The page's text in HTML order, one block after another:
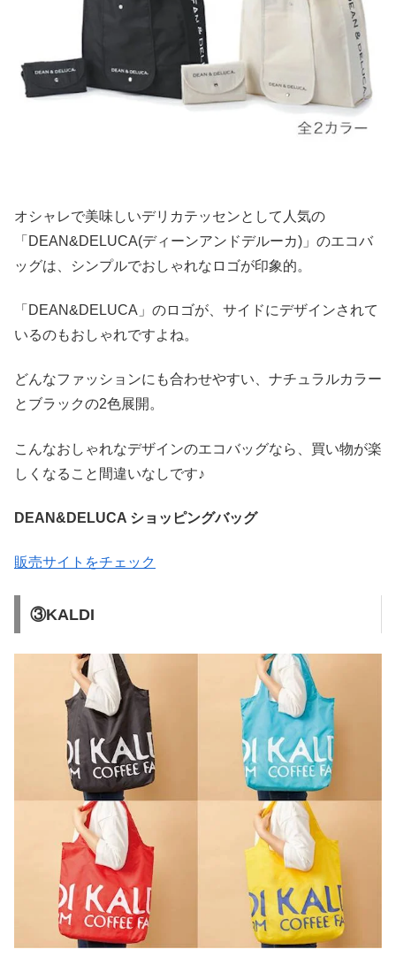
オシャレで美味しいデリカテッセンとして人気の
「DEAN&DELUCA(ディーンアンドデルーカ)」のエコバ
ッグは、シンプルでおしゃれなロゴが印象的。
「DEAN&DELUCA」のロゴが、サイドにデザインされて
いるのもおしゃれですよね。
どんなファッションにも合わせやすい、ナチュラルカラー
とブラックの2色展開。
こんなおしゃれなデザインのエコバッグなら、買い物が楽
しくなること間違いなしです♪
DEAN&DELUCA ショッピングバッグ
販売サイトをチェック
③KALDI